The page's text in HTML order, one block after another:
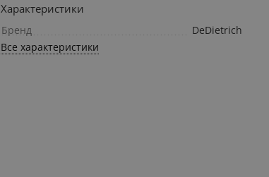
Характеристики
Бренд
DeDietrich
Все характеристики